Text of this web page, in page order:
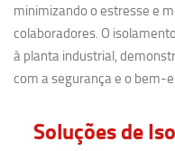
minimizando o estresse e
colaboradores. O
à planta industrial,
com a segurança e o bem-
Soluções de